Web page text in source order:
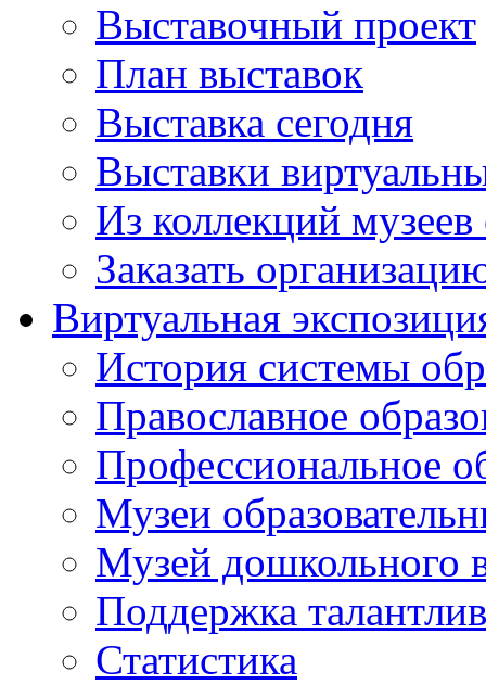
Выставочный проект
План выставок
Выставка сегодня
Выставки
Из коллекций
Заказать
Виртуальная
История системы
Православное
Профессиональное
Музеи
Музей дошкольного
Поддержка
Статистика